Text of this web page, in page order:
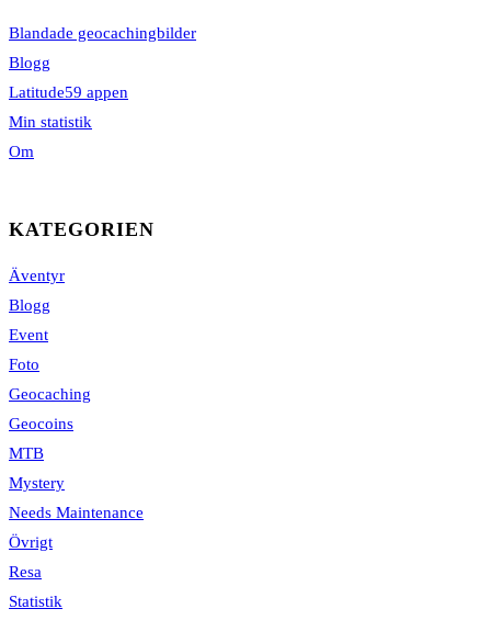
Blandade geocachingbilder
Blogg
Latitude59 appen
Min statistik
Om
KATEGORIEN
Äventyr
Blogg
Event
Foto
Geocaching
Geocoins
MTB
Mystery
Needs Maintenance
Övrigt
Resa
Statistik